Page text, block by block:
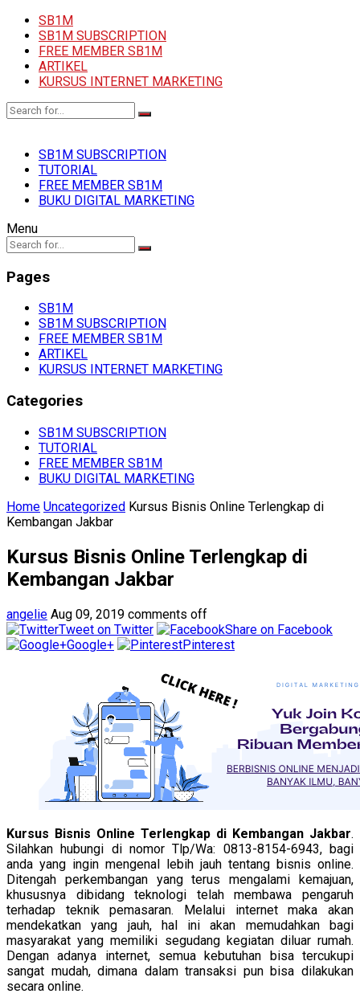
SB1M
SB1M SUBSCRIPTION
FREE MEMBER SB1M
ARTIKEL
KURSUS INTERNET MARKETING
SB1M SUBSCRIPTION
TUTORIAL
FREE MEMBER SB1M
BUKU DIGITAL MARKETING
Menu
Pages
SB1M
SB1M SUBSCRIPTION
FREE MEMBER SB1M
ARTIKEL
KURSUS INTERNET MARKETING
Categories
SB1M SUBSCRIPTION
TUTORIAL
FREE MEMBER SB1M
BUKU DIGITAL MARKETING
Home Uncategorized Kursus Bisnis Online Terlengkap di
Kembangan Jakbar
Kursus Bisnis Online Terlengkap di
Kembangan Jakbar
angelie Aug 09, 2019 comments off
Tweet on Twitter
Share on Facebook
Google+
Pinterest
Kursus Bisnis Online Terlengkap di Kembangan Jakbar.
Silahkan hubungi di nomor Tlp/Wa: 0813-8154-6943, bagi
anda yang ingin mengenal lebih jauh tentang bisnis online.
Ditengah perkembangan yang terus mengalami kemajuan,
khususnya dibidang teknologi telah membawa pengaruh
terhadap teknik pemasaran. Melalui internet maka akan
mendekatkan yang jauh, hal ini akan memudahkan bagi
masyarakat yang memiliki segudang kegiatan diluar rumah.
Dengan adanya internet, semua kebutuhan bisa tercukupi
sangat mudah, dimana dalam transaksi pun bisa dilakukan
secara online.